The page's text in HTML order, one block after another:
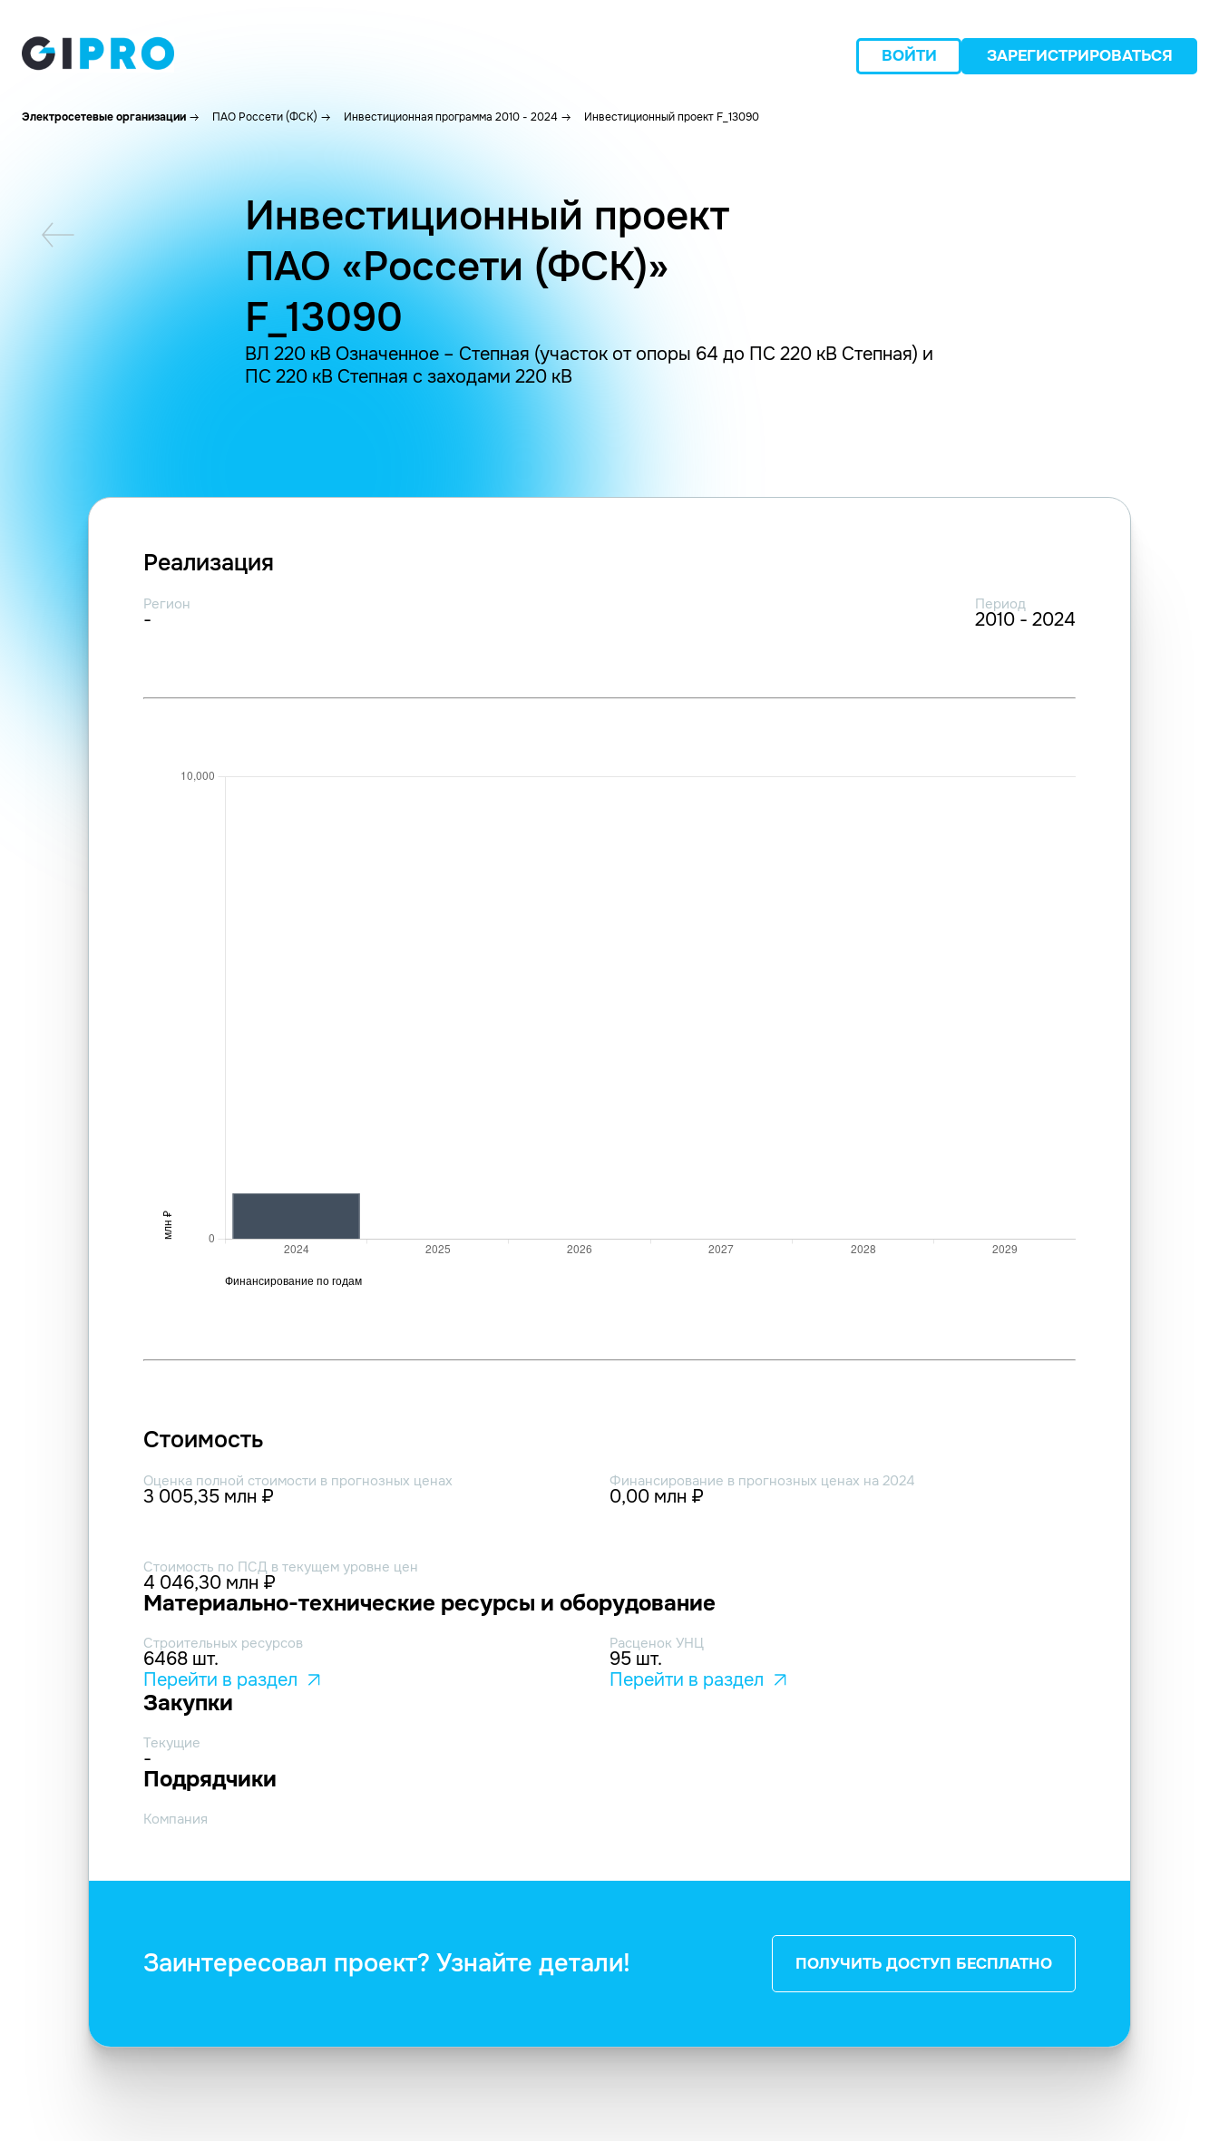
ВОЙТИ ЗАРЕГИСТРИРОВАТЬСЯ
Электросетевые организации ПАО Россети (ФСК) Инвестиционная программа 2010 - 2024 Инвестиционный проект F_13090
Инвестиционный проект
ПАО «Россети (ФСК)»
F_13090
ВЛ 220 кВ Означенное – Степная (участок от опоры 64 до ПС 220 кВ Степная) и
ПС 220 кВ Степная с заходами 220 кВ
Реализация
Регион
-
Период
2010 - 2024
Стоимость
Оценка полной стоимости в прогнозных ценах
3 005,35 млн ₽
Финансирование в прогнозных ценах на 2024
0,00 млн ₽
Стоимость по ПСД в текущем уровне цен
4 046,30 млн ₽
Материально-технические ресурсы и оборудование
Строительных ресурсов
6468 шт.
Перейти в раздел
Расценок УНЦ
95 шт.
Перейти в раздел
Закупки
Текущие
-
Подрядчики
Компания
Заинтересовал проект? Узнайте детали! ПОЛУЧИТЬ ДОСТУП БЕСПЛАТНО